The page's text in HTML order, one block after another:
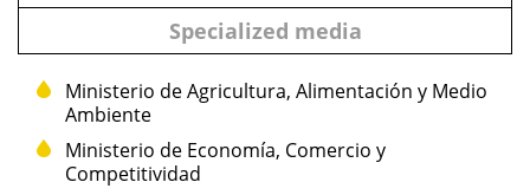
Specialized media
Ministerio de Agricultura, Alimentación y Medio
Ambiente
Ministerio de Economía, Comercio y
Competitividad